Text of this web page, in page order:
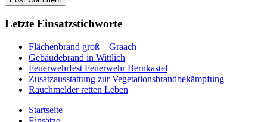
Letzte Einsatzstichworte
Flächenbrand groß – Graach
Gebäudebrand in Wittlich
Feuerwehrfest Feuerwehr Bernkastel
Zusatzausstattung zur Vegetationsbrandbekämpfung
Rauchmelder retten Leben
Startseite